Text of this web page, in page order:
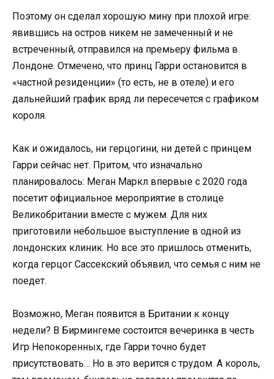
Поэтому он сделал хорошую мину при плохой игре:
явившись на остров никем не замеченный и не
встреченный, отправился на премьеру фильма в
Лондоне. Отмечено, что принц Гарри остановится в
«частной резиденции» (то есть, не в отеле) и его
дальнейший график вряд ли пересечется с графиком
короля.
Как и ожидалось, ни герцогини, ни детей с принцем
Гарри сейчас нет. Притом, что изначально
планировалось: Меган Маркл впервые с 2020 года
посетит официальное мероприятие в столице
Великобритании вместе с мужем. Для них
приготовили небольшое выступление в одной из
лондонских клиник. Но все это пришлось отменить,
когда герцог Сассекский объявил, что семья с ним не
поедет.
Возможно, Меган появится в Британии к концу
недели? В Бирмингеме состоится вечеринка в честь
Игр Непокоренных, где Гарри точно будет
присутствовать… Но в это верится с трудом. А король,